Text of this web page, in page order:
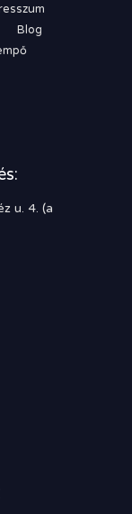
Blog
u. 4. (a